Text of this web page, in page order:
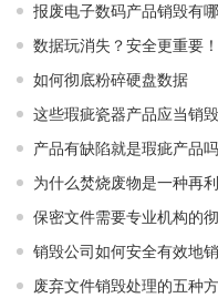
报废电子数码产品销毁有
数据玩消失？安全更重要！
如何彻底粉碎硬盘数据
这些瑕疵瓷器产品应当销毁
产品有缺陷就是瑕疵产品
为什么焚烧废物是一种再
保密文件需要专业机构的
销毁公司如何安全有效地
废弃文件销毁处理的五种方